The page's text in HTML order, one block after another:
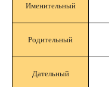
Именительный
Родительный
Дательный